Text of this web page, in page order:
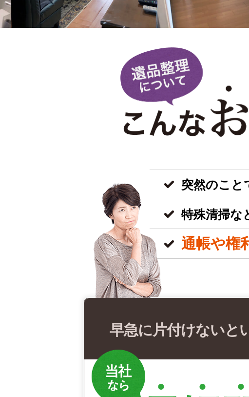
突然のこと
特殊清掃な
通帳や権
早急に片付けないと